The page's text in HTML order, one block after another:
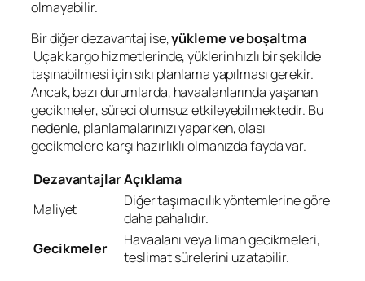
olmayabilir.
Bir diğer dezavantaj ise,yükleme ve boşaltma
Uçak kargo hizmetlerinde, yüklerin hızlı bir şekilde
taşınabilmesi için sıkı planlama yapılması gerekir.
Ancak, bazı durumlarda, havaalanlarında yaşanan
gecikmeler, süreci olumsuz etkileyebilmektedir. Bu
nedenle, planlamalarınızı yaparken, olası
gecikmelere karşı hazırlıklı olmanızda fayda var.
DezavantajlarAçıklama
Maliyet
Diğer taşımacılık yöntemlerine göre
daha pahalıdır.
Gecikmeler
Havaalanı veya liman gecikmeleri,
teslimat sürelerini uzatabilir.